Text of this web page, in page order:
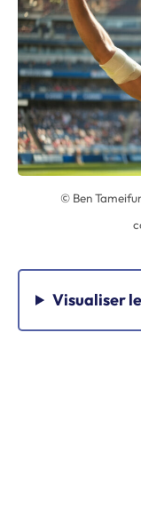
© Ben
Visualiser